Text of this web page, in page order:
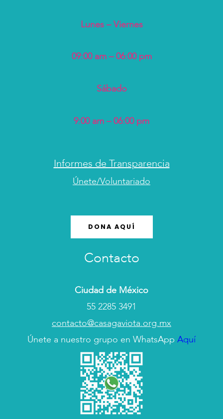
Lunes – Viernes
09:00 am – 06:00 pm
Sábado
9:00 am – 06:00 pm
Informes de Transparencia
Únete/Voluntariado
DONA AQUÍ
Contacto
Ciudad de México
55 2285 3491
contacto@casagaviota.org.mx
Únete a nuestro grupo en WhatsApp Aquí